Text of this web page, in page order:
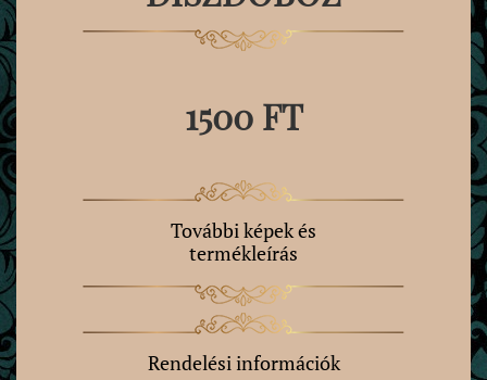
1500 FT
További képek és
termékleírás
Rendelési információk